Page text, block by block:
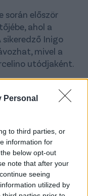
Personal
to third parties, or
information for
below opt-out
note that after your
seeing
utilized by
során először
ahol a
sikeredző Inigo
mivel a
utódjaként.
a Bayern
Italia)
felvette a